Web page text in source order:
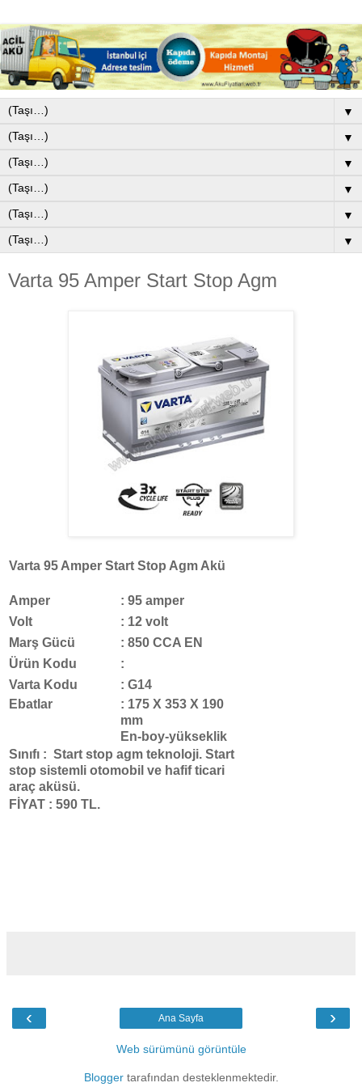
▼
▼
▼
▼
▼
▼
Varta 95 Amper Start Stop Agm
Varta 95 Amper Start Stop Agm Akü
Amper
: 95 amper
Volt
: 12 volt
Marş Gücü
: 850 CCA EN
Ürün Kodu
:
Varta Kodu
: G14
Ebatlar
: 175 X 353 X 190
mm
En-boy-yükseklik
Sınıfı : Start stop agm teknoloji. Start
stop sistemli otomobil ve hafif ticari
araç aküsü.
FİYAT : 590 TL.
‹ ›
Ana Sayfa
Web sürümünü görüntüle
Bloggertarafından desteklenmektedir.